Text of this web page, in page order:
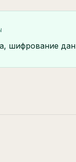
шифрование